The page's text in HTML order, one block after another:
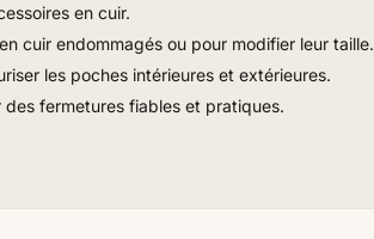
en cuir.
cuir endommagés ou pour modifier leur taille.
les poches intérieures et extérieures.
fermetures fiables et pratiques.